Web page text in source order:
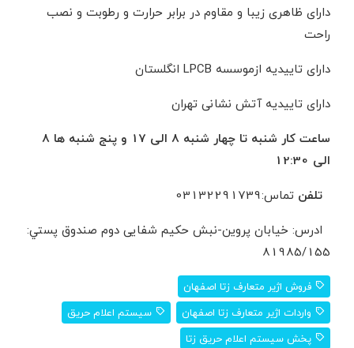
دارای ظاهری زیبا و مقاوم در برابر حرارت و رطوبت و نصب
راحت
دارای تاییدیه ازموسسه LPCB انگلستان
دارای تاییدیه آتش نشانی تهران
ساعت کار شنبه تا چهار شنبه 8 الی 17 و پنج شنبه ها 8
الی 12:30
تلفنتماس:03132291739
ادرس: خيابان پروین-نبش حکیم شفایی دوم صندوق پستي:
81985/155
فروش اژیر متعارف زتا اصفهان
واردات اژیر متعارف زتا اصفهان
سیستم اعلام حریق
پخش سیستم اعلام حریق زتا